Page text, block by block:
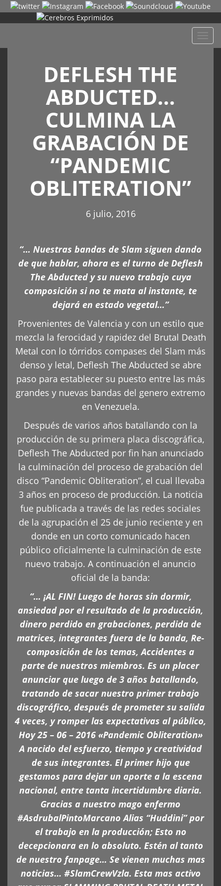
DEFLESH THE
ABDUCTED…
CULMINA LA
GRABACIÓN DE
“PANDEMIC
OBLITERATION”
6 julio, 2016
“… Nuestras bandas de Slam siguen dando
de que hablar, ahora es el turno de Deflesh
The Abducted y su nuevo trabajo cuya
composición si no te mata al instante, te
dejará en estado vegetal…”
Provenientes de Valencia y con un estilo que
mezcla la ferocidad y rapidez del Brutal Death
Metal con lo tórridos compases del Slam más
denso y letal, Deflesh The Abducted se abre
paso para establecer su puesto entre las más
grandes y nuevas bandas del genero extremo
en Venezuela.
Después de varios años batallando con la
producción de su primera placa discográfica,
Deflesh The Abducted por fin han anunciado
la culminación del proceso de grabación del
disco “Pandemic Obliteration”, el cual llevaba
3 años en proceso de producción. La noticia
fue publicada a través de las redes sociales
de la agrupación el 25 de junio reciente y en
donde en un corto comunicado hacen
público oficialmente la culminación de este
nuevo trabajo. A continuación el anuncio
oficial de la banda:
“… ¡AL FIN! Luego de horas sin dormir,
ansiedad por el resultado de la producción,
dinero perdido en grabaciones, perdida de
matrices, integrantes fuera de la banda, Re-
composición de los temas, Accidentes a
parte de nuestros miembros. Es un placer
anunciar que luego de 3 años batallando,
tratando de sacar nuestro primer trabajo
discográfico, después de prometer su salida
4 veces, y romper las expectativas al público,
Hoy 25 – 06 – 2016 «Pandemic Obliteration»
A nacido del esfuerzo, tiempo y creatividad
de sus integrantes. El primer hijo que
gestamos para dejar un aporte a la escena
nacional, entre tanta incertidumbre diaria.
Gracias a nuestro mago enfermo
#AsdrubalPintoMarcano Alias “Huddini” por
el trabajo en la producción; Esto no
decepcionara en lo absoluto. Estén al tanto
de nuestro fanpage… Se vienen muchas mas
noticias… #SlamCrewVzla. Esta mas activo